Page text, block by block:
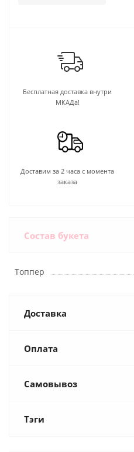
Бесплатная доставка внутри
МКАДа!
Доставим за 2 часа с момента
заказа
Состав букета
Топпер
Доставка
Оплата
Самовывоз
Тэги